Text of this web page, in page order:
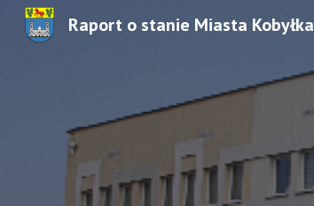
Raport o stanie Miasta Kobyłka